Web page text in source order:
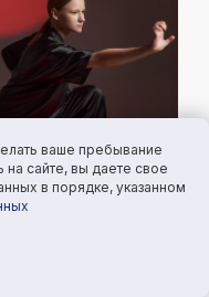
ваше пребывание
сайте, вы даете свое
в порядке, указанном